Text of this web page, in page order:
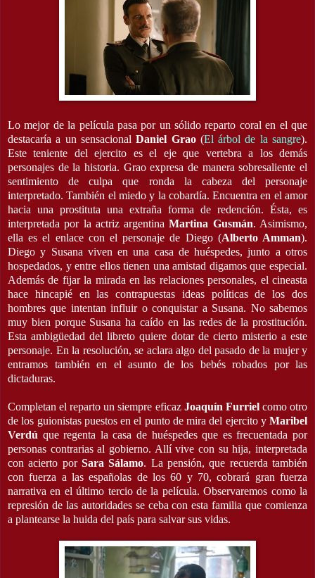
Lo mejor de la película pasa por un sólido reparto coral en el que
destacaría a un sensacionalDaniel Grao(El árbol de la sangre).
Este teniente del ejercito es el eje que vertebra a los demás
personajes de la historia. Grao expresa de manera sobresaliente el
sentimiento de culpa que ronda la cabeza del personaje
interpretado. También el miedo y la cobardía. Encuentra en el amor
hacia una prostituta una extraña forma de redención. Ésta, es
interpretada por la actriz argentinaMartina Gusmán. Asimismo,
ella es el enlace con el personaje de Diego (Alberto Amman).
Diego y Susana viven en una casa de huéspedes, junto a otros
hospedados, y entre ellos tienen una amistad digamos que especial.
Además de fijar la mirada en las relaciones personales, el cineasta
hace hincapié en las contrapuestas ideas políticas de los dos
hombres que intentan influir o conquistar a Susana. No sabemos
muy bien porque Susana ha caído en las redes de la prostitución.
Esta ambigüedad del libreto quiere dotar de cierto misterio a este
personaje. En la resolución, se aclara algo del pasado de la mujer y
entramos también en el asunto de los bebés robados por las
dictaduras.
Completan el reparto un siempre eficaz Joaquín Furriel como otro
de los guionistas puestos en el punto de mira del ejercito y Maribel
Verdú que regenta la casa de huéspedes que es frecuentada por
personas contrarias al gobierno. Allí vive con su hija, interpretada
con acierto por Sara Sálamo. La pensión, que recuerda también
con fuerza a las españolas de los 60 y 70, cobrará gran fuerza
narrativa en el último tercio de la película. Observaremos como la
represión de las autoridades se ceba con esta familia que comienza
a plantearse la huida del país para salvar sus vidas.